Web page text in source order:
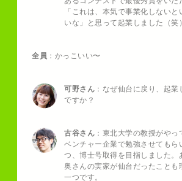
「これは、本気で事業化しないと
いな」と思って起業しました（笑
全員 ：かっこいい〜
可野さん ：なぜ仙台に戻り、起業
ですか？
古谷さん ：東北大学の教授がやっ
ベンチャー企業で勉強させてもら
つ、博士号取得を目指しました。
奥さんの実家が仙台だったことも
一つです。